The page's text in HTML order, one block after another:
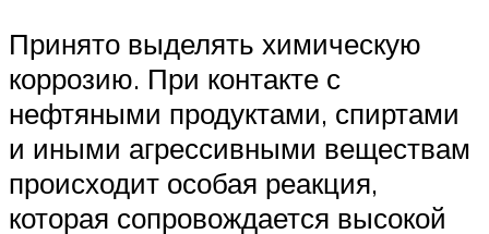
Принято выделять химическую
коррозию. При контакте с
нефтяными продуктами, спиртами
и иными агрессивными веществам
происходит особая реакция,
которая сопровождается высокой